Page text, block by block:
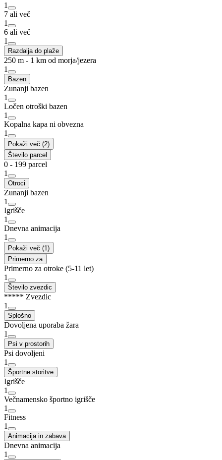
1
7 ali več
1
6 ali več
1
Razdalja do plaže
250 m - 1 km od morja/jezera
1
Bazen
Zunanji bazen
1
Ločen otroški bazen
1
Kopalna kapa ni obvezna
1
Pokaži več (2)
Število parcel
0 - 199 parcel
1
Otroci
Zunanji bazen
1
Igrišče
1
Dnevna animacija
1
Pokaži več (1)
Primerno za
Primerno za otroke (5-11 let)
1
Število zvezdic
***** Zvezdic
1
Splošno
Dovoljena uporaba žara
1
Psi v prostorih
Psi dovoljeni
1
Športne storitve
Igrišče
1
Večnamensko športno igrišče
1
Fitness
1
Animacija in zabava
Dnevna animacija
1